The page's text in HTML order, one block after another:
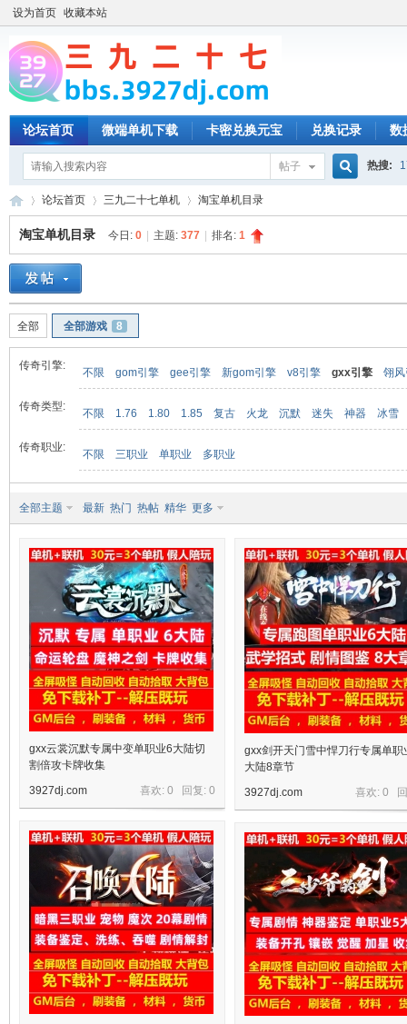
设为首页 收藏本站
论坛首页 微端单机下载 卡密兑换元宝 兑换记录 数
帖子 热搜:
»
论坛首页 三九二十七单机 淘宝单机目录
淘宝单机目录 今日: 0 主题: 377 排名: 1
全部 全部游戏 8
传奇引擎:
不限 gom引擎 gee引擎 新gom引擎 v8引擎 gxx引擎 翎
传奇类型:
不限 1.76 1.80 1.85 复古 火龙 沉默 迷失 神器 冰雪
传奇职业:
不限 三职业 单职业 多职业
全部主题 最新 热门 热帖 精华 更多
gxx云裳沉默专属中变单职业6大陆切
割倍攻卡牌收集
喜欢: 0 回复: 0
3927dj.com
gxx剑开天门雪中悍刀行专属单职
大陆8章节
喜欢: 0
3927dj.com